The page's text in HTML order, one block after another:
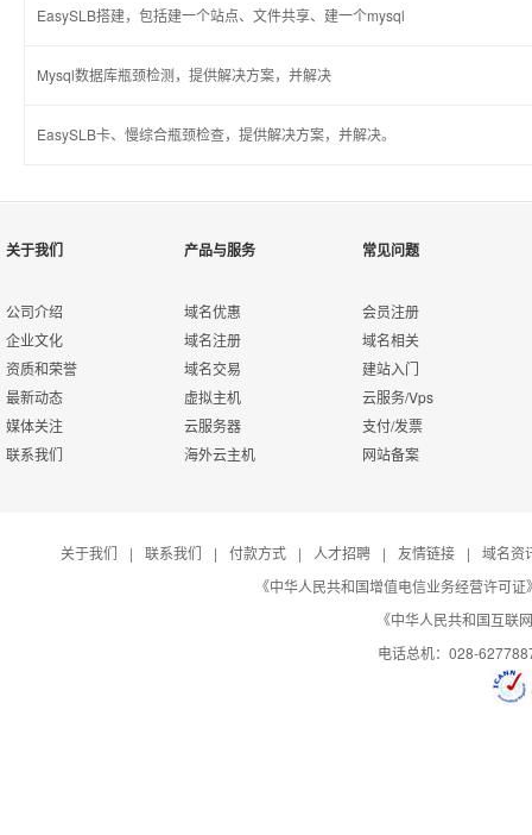
EasySLB搭建，包括建一个站点、文件共享、建一个mysql
Mysql数据库瓶颈检测，提供解决方案，并解决
EasySLB卡、慢综合瓶颈检查，提供解决方案，并解决。
A 一般常规构架：前端一台调度器，中间三台或以上web处理服务
Q NAT模式负载均衡带宽如何分配？
A web处理服务器和文件服务器只需要1M，调度器需要足够的带
白名单如何添加？
直接将白名单提交到调度器IP即可, 其它的web服务器以及nfs服
负载均衡除了80端口的WEB服务外，还支持其他应用
关于我们
公司介绍
企业文化
资质和荣誉
最新动态
媒体关注
联系我们
产品与服务
域名优惠
域名注册
域名交易
虚拟主机
云服务器
海外云主机
常见问题
会员注册
域名相关
建站入门
云服务/Vps
支付/发票
网站备案
关于我们 | 联系我们 | 付款方式 | 人才招聘 | 友情链接 |
域名资
《中华人民共和国增值电信业务经营许可
《中华人民共和国互联
电话总机：028-